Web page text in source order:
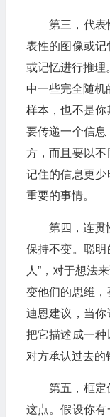
第三，代表
表性的图像或
或记忆进行推理
中一些完全随机
样本，也不是
要传递一个信
方，而且要以
记住的信息更
重要的事情。
第四，连贯
保持不变。聪
人”，对于想法
变他们的思维
迪恩建议，当
把它描述成一
对方承认过去的
第五，框定
这点。假设你